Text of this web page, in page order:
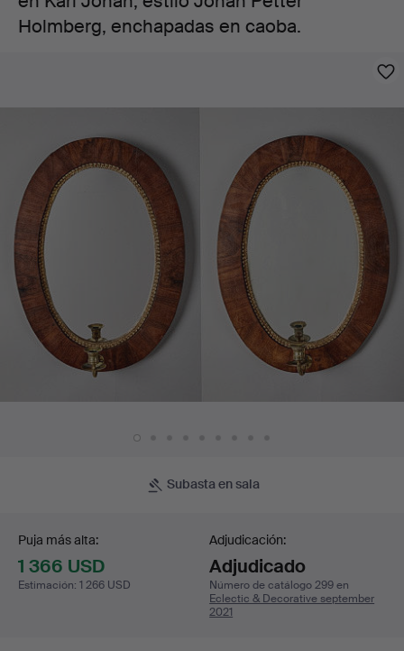
Karl
estilo
Johan
Petter
Holmberg,
enchapadas
en
caoba.
Holmberg, enchapadas en caoba.
Subasta en sala
Puja más alta:
1 366 USD
Estimación: 1 266 USD
Adjudicación:
Adjudicado
Número de catálogo 299 en
Eclectic & Decorative september
2021